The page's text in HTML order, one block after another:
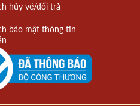
hủy vé/đổi trả
bảo mật thông tin